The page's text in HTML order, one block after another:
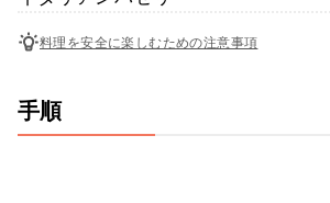
料理を安全に楽しむための注意事項
手順